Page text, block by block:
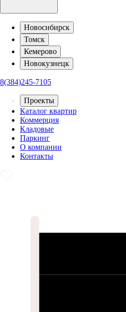
Новосибирск
Томск
Кемерово
Новокузнецк
8(384)245-7105
Проекты
Каталог квартир
Коммерция
Кладовые
Паркинг
О компании
Контакты